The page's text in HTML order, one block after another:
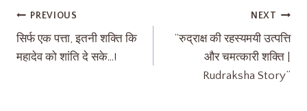
PREVIOUS
सिर्फ एक पत्ता, इतनी शक्ति कि
महादेव को शांति दे सके…!
NEXT
“रुद्राक्ष की रहस्यमयी उत्पत्ति
और चमत्कारी शक्ति |
Rudraksha Story”